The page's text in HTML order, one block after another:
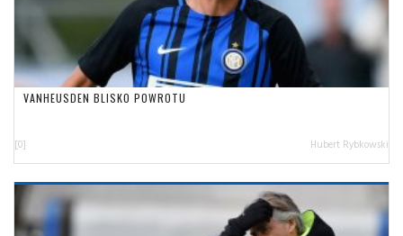
VANHEUSDEN BLISKO POWROTU
[0] Hubert Rybkowski